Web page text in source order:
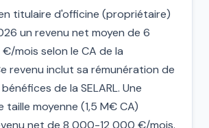
titulaire d'officine (propriétaire)
un revenu net moyen de 6
mois selon le CA de la
revenu inclut sa rémunération de
de la SELARL. Une
taille moyenne (1,5 M€ CA)
net de 8 000-12 000 €/mois.